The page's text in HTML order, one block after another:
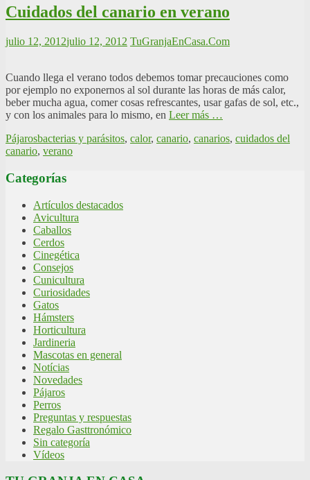
Cuidados del canario en verano
julio 12, 2012julio 12, 2012 TuGranjaEnCasa.Com
Cuando llega el verano todos debemos tomar precauciones como
por ejemplo no exponernos al sol durante las horas de más calor,
beber mucha agua, comer cosas refrescantes, usar gafas de sol, etc.,
y con los animales para lo mismo, en Leer más …
Pájarosbacterias y parásitos, calor, canario, canarios, cuidados del
canario, verano
Categorías
Artículos destacados
Avicultura
Caballos
Cerdos
Cinegética
Consejos
Cunicultura
Curiosidades
Gatos
Hámsters
Horticultura
Jardineria
Mascotas en general
Notícias
Novedades
Pájaros
Perros
Preguntas y respuestas
Regalo Gasttronómico
Sin categoría
Vídeos